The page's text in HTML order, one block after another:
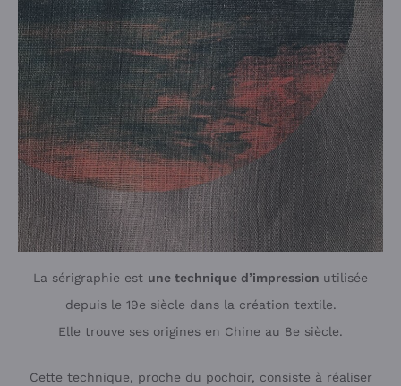
La sérigraphie est une technique d’impression utilisée
depuis le 19e siècle dans la création textile.
Elle trouve ses origines en Chine au 8e siècle.
Cette technique, proche du pochoir, consiste à réaliser